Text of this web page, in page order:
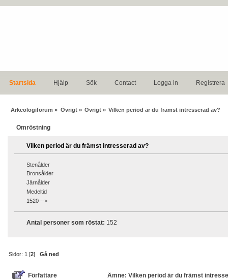
Startsida Hjälp Sök Contact Logga in Registrera
Arkeologiforum » Övrigt» Övrigt» Vilken period är du främst intresserad av?
Omröstning
Vilken period är du främst intresserad av?
Stenålder
Bronsålder
Järnålder
Medeltid
1520 -->
Antal personer som röstat: 152
Sidor: 1 [2]Gå ned
Författare Ämne: Vilken period är du främst